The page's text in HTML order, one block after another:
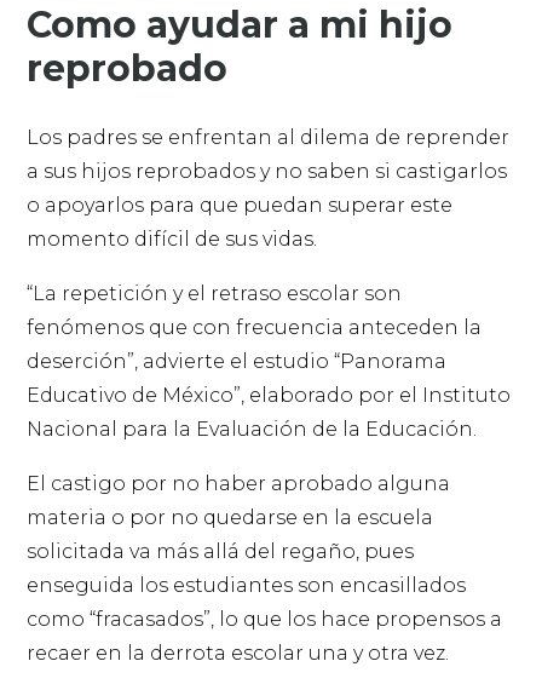
Como ayudar a mi hijo
reprobado
Los padres se enfrentan al dilema de reprender
a sus hijos reprobados y no saben si castigarlos
o apoyarlos para que puedan superar este
momento difícil de sus vidas.
“La repetición y el retraso escolar son
fenómenos que con frecuencia anteceden la
deserción”, advierte el estudio “Panorama
Educativo de México”, elaborado por el Instituto
Nacional para la Evaluación de la Educación.
El castigo por no haber aprobado alguna
materia o por no quedarse en la escuela
solicitada va más allá del regaño, pues
enseguida los estudiantes son encasillados
como “fracasados”, lo que los hace propensos a
recaer en la derrota escolar una y otra vez.